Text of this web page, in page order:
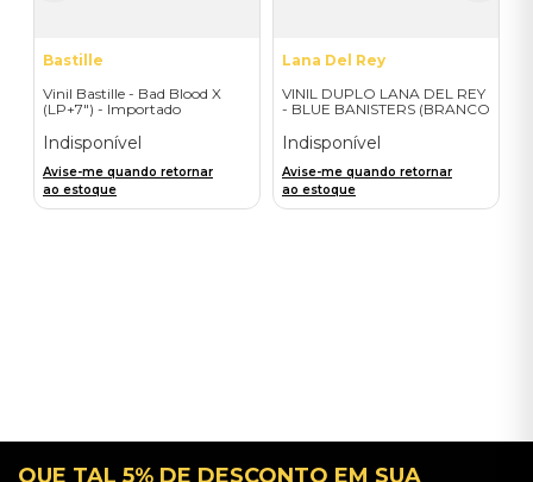
Bastille
Vinil Bastille - Bad Blood X
(LP+7") - Importado
Indisponível
Avise-me quando retornar
ao estoque
Lana Del Rey
VINIL DUPLO LANA DEL REY
- BLUE BANISTERS (BRANCO
IMPORTADO
Indisponível
Avise-me quando retornar
ao estoque
QUE TAL 5% DE DESCONTO EM SUA